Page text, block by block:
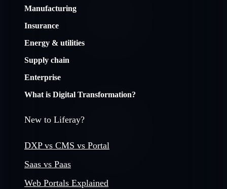
Manufacturing
Insurance
Energy & utilities
Supply chain
Enterprise
What is Digital Transformation?
New to Liferay?
DXP vs CMS vs Portal
Saas vs Paas
Web Portals Explained